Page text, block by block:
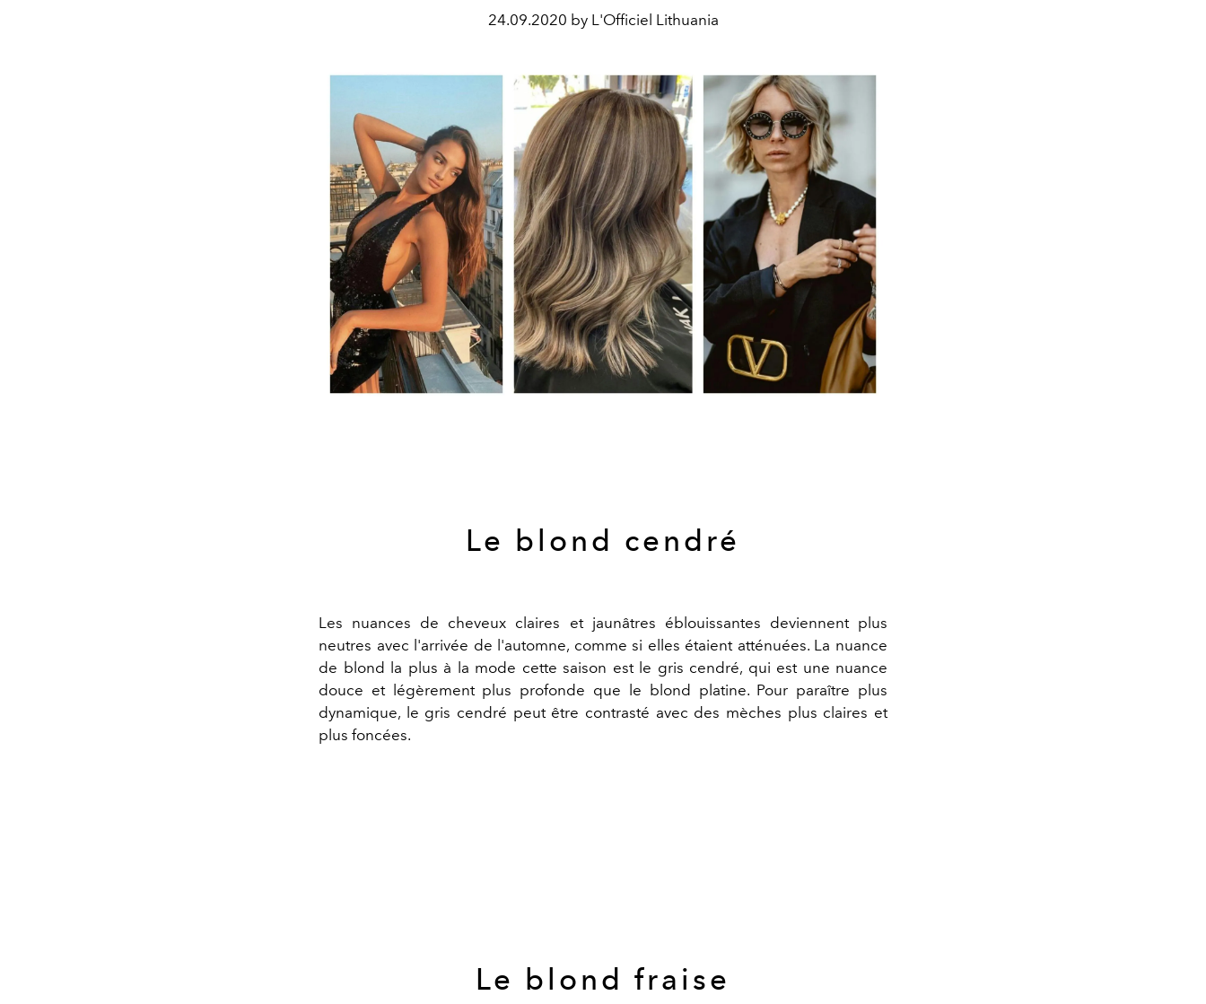
24.09.2020 by L'Officiel Lithuania
Le blond cendré
Les nuances de cheveux claires et jaunâtres éblouissantes deviennent plus
neutres avec l'arrivée de l'automne, comme si elles étaient atténuées. La nuance
de blond la plus à la mode cette saison est le gris cendré, qui est une nuance
douce et légèrement plus profonde que le blond platine. Pour paraître plus
dynamique, le gris cendré peut être contrasté avec des mèches plus claires et
plus foncées.
Le blond fraise